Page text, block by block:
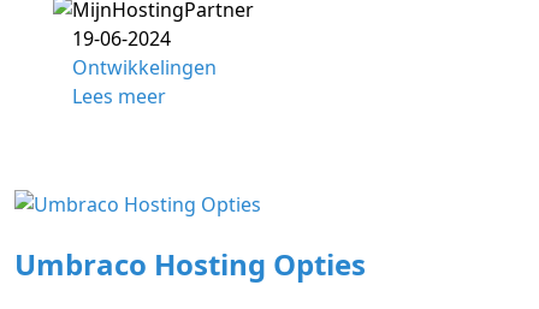
19-06-2024
Ontwikkelingen
Lees meer
Umbraco Hosting Opties